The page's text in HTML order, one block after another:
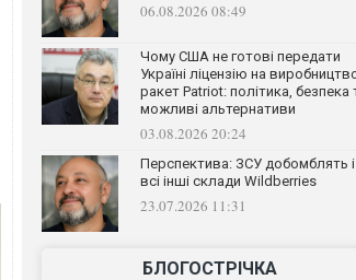
06.08.2026 08:49
Чому США не готові передати
Україні ліцензію на
ракет Patriot: політика, безпека
можливі альтернативи
03.08.2026 20:24
Перспектива: ЗСУ добомблять і
всі інші склади Wildberries
23.07.2026 11:31
БЛОГОСТРІЧКА